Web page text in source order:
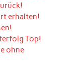
erhalten!
Top!
ohne